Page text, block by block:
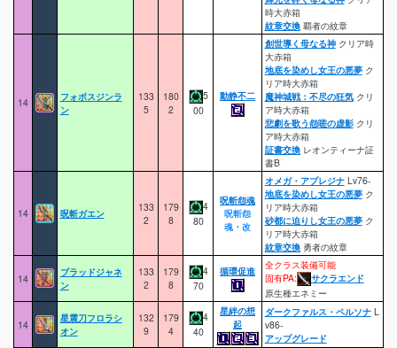
時大赤箱
紋章交換覇者の紋章
14
フォボスジンラ
ン
133
5
180
2
5
00
動静不二
創世導く母なる神クリア時
大赤箱
地底を染めし女王の悪夢ク
リア時大赤箱
魔神城戦：不尽の狂気クリ
ア時大赤箱
悲劇を歌う怨嗟の虚影クリ
ア時大赤箱
証書交換レオンティーナ証
書B
14 呪斬ガエン
133
2
179
8
4
80
呪斬怨魂
呪斬怨
魂・改
オメガ・アプレジナLv76-
地底を染めし女王の悪夢ク
リア時大赤箱
砂都に迫りし女王の悪夢ク
リア時大赤箱
紋章交換勇者の紋章
14
ブラッドジャネ
ン
133
2
179
8
4
70
循環促進
全クラス装備可能
固有PA:
サクラエンド
原生種エネミー
14
星震刀フロラシ
オン
132
9
179
4
4
40
星絆の想
起
ダークファルス・ペルソナL
v86-
アップグレード